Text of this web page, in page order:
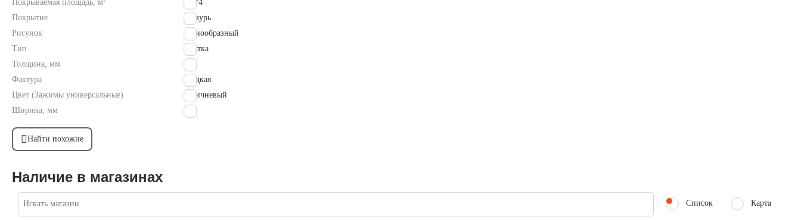
Покрываемая площадь, м²
1.274
Покрытие
Глазурь
Рисунок
Разнообразный
Тип
плитка
Толщина, мм
Фактура
Гладкая
Цвет (Зажимы универсальные)
коричневый
Ширина, мм
Найти похожие
Наличие в магазинах
Список Карта